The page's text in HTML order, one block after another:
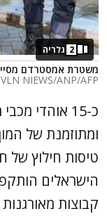
משטרת אמסטרדם
NIEWS/ANP/AFP
2 גלריה
כ-15 אוהדי
ומתוזמנת של
טיסות חילוץ
הישראלים
קבוצות